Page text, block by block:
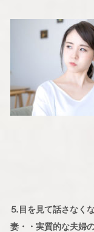
⒌目を見て話さなくな
妻・・実質的な夫婦